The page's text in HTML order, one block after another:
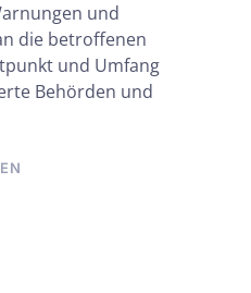
und
die betroffenen
und Umfang
Behörden und